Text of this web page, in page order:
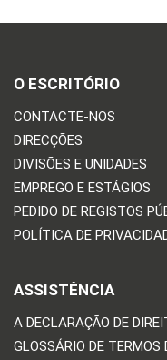
O ESCRITÓRIO
CONTACTE-NOS
DIRECÇÕES
DIVISÕES E UNIDADES
EMPREGO E ESTÁGIOS
PEDIDO DE REGISTOS
POLÍTICA DE
ASSISTÊNCIA
A DECLARAÇÃO DE
GLOSSÁRIO DE TERMOS